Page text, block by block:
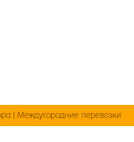
| Междугородние перевозки